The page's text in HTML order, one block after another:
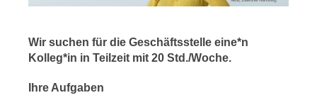
Wir suchen für die Geschäftsstelle eine*n
Kolleg*in in Teilzeit mit 20 Std./Woche.
Ihre Aufgaben